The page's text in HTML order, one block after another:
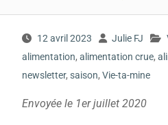
12 avril 2023 Julie FJ
alimentation, alimentation crue,
newsletter, saison, Vie-ta-mine
Envoyée le 1er juillet 2020